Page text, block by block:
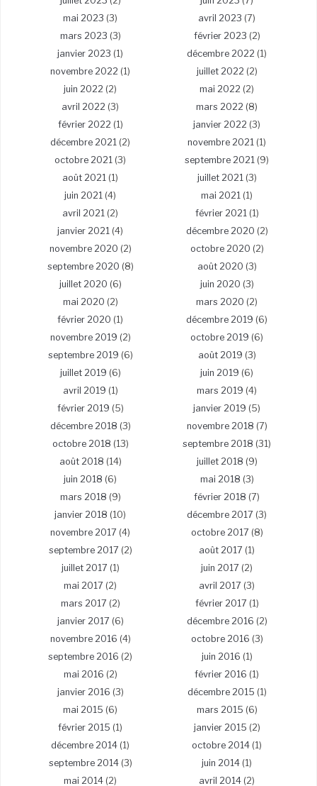
mai 2023 (3) avril 2023 (7)
mars 2023 (3) février 2023 (2)
janvier 2023 (1) décembre 2022 (1)
novembre 2022 (1) juillet 2022 (2)
juin 2022 (2) mai 2022 (2)
avril 2022 (3) mars 2022 (8)
février 2022 (1) janvier 2022 (3)
décembre 2021 (2) novembre 2021 (1)
octobre 2021 (3) septembre 2021 (9)
août 2021 (1) juillet 2021(3)
juin 2021 (4) mai 2021 (1)
avril 2021 (2) février 2021(1)
janvier 2021 (4) décembre 2020 (2)
novembre 2020 (2) octobre 2020 (2)
septembre 2020 (8) août 2020 (3)
juillet 2020 (6) juin 2020 (3)
mai 2020 (2) mars 2020 (2)
février 2020 (1) décembre 2019 (6)
novembre 2019 (2) octobre 2019 (6)
septembre 2019 (6) août 2019 (3)
juillet 2019 (6) juin 2019 (6)
avril 2019 (1) mars 2019 (4)
février 2019 (5) janvier 2019 (5)
décembre 2018 (3) novembre 2018 (7)
octobre 2018 (13) septembre 2018 (31)
août 2018 (14) juillet 2018 (9)
juin 2018 (6) mai 2018 (3)
mars 2018 (9) février 2018 (7)
janvier 2018 (10) décembre 2017 (3)
novembre 2017 (4) octobre 2017 (8)
septembre 2017 (2) août 2017 (1)
juillet 2017 (1) juin 2017 (2)
mai 2017 (2) avril 2017 (3)
mars 2017 (2) février 2017 (1)
janvier 2017 (6) décembre 2016 (2)
novembre 2016 (4) octobre 2016 (3)
septembre 2016 (2) juin 2016 (1)
mai 2016 (2) février 2016 (1)
janvier 2016 (3) décembre 2015 (1)
mai 2015 (6) mars 2015 (6)
février 2015 (1) janvier 2015 (2)
décembre 2014 (1) octobre 2014 (1)
septembre 2014(3) juin 2014 (1)
mai 2014 (2) avril 2014 (2)